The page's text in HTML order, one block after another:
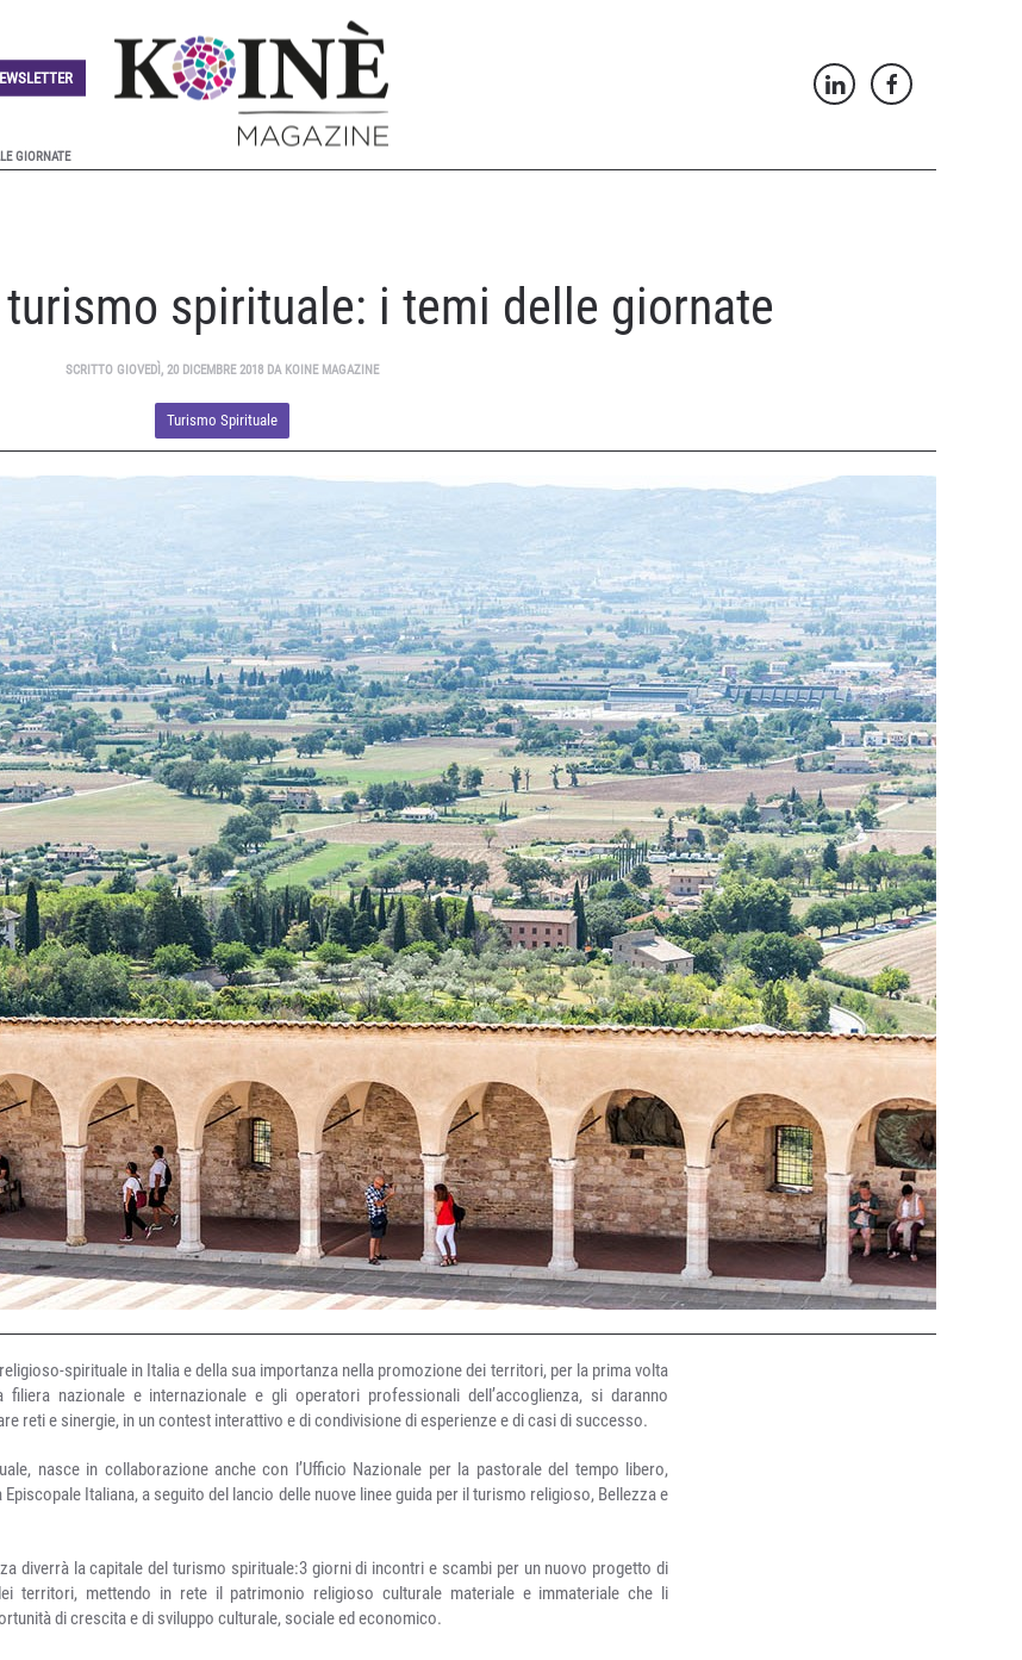
GIORNATE
spirituale: i temi delle giornate
SCRITTO GIOVEDÌ, 20 DICEMBRE 2018 DA KOINE MAGAZINE
Turismo Spirituale
spirituale in Italia e della sua importanza nella promozione dei territori, per la prima volta
nazionale e internazionale e gli operatori professionali dell’accoglienza, si daranno
reti e sinergie, in un contest interattivo e di condivisione di esperienze e di casi di successo.
nasce in collaborazione anche con l’Ufficio Nazionale per la pastorale del tempo libero,
Italiana, a seguito del lancio delle nuove linee guida per il turismo religioso, Bellezza e
diverrà la capitale del turismo spirituale:3 giorni di incontri e scambi per un nuovo progetto di
territori, mettendo in rete il patrimonio religioso culturale materiale e immateriale che li
di crescita e di sviluppo culturale, sociale ed economico.